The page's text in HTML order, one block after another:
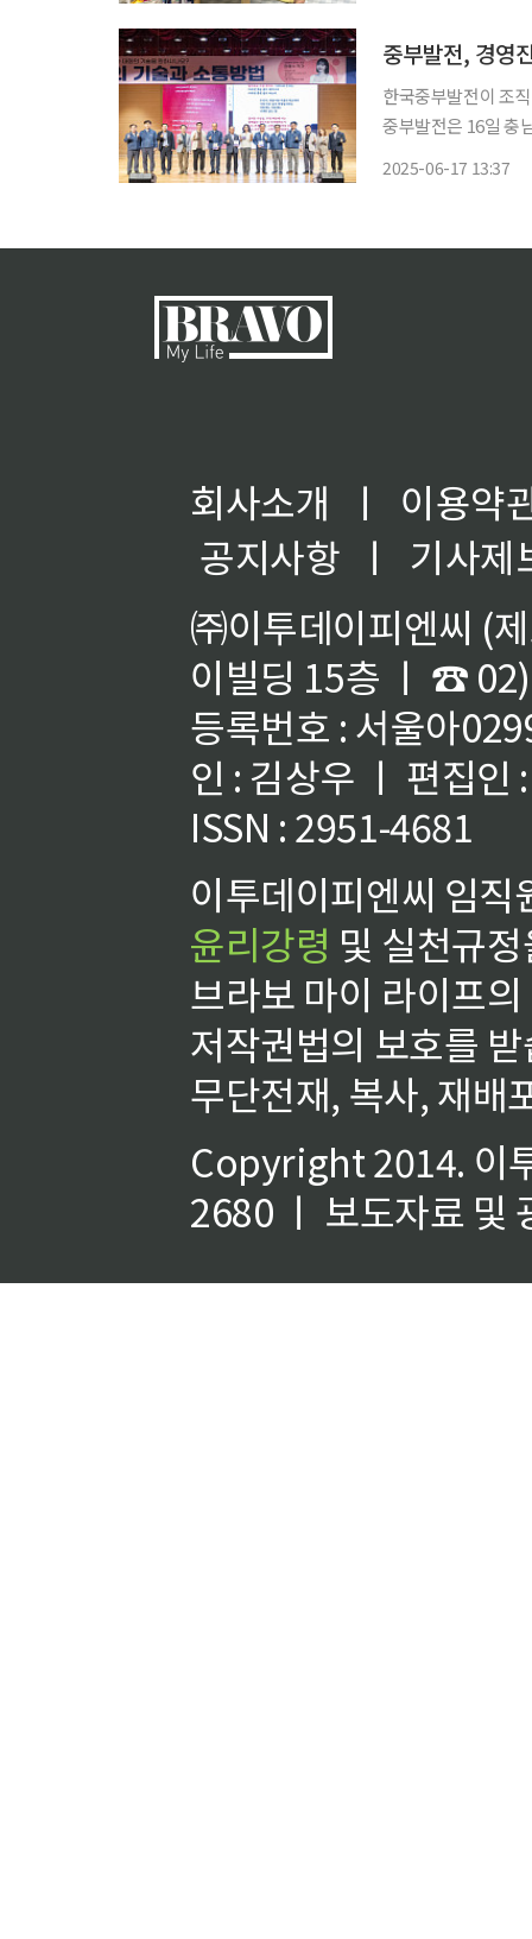
한국중부발전이 조
중부발전은 16일 충
2025-06-17 13:37
회사소개 ㅣ
이용약
공지사항
ㅣ
기사제
㈜이투데이피엔씨 (
이빌딩 15층 ㅣ ☎
등록번호 : 서울아
인 : 김상우 ㅣ 편집인
ISSN : 2951-4681
이투데이피엔씨 임
윤리강령 및 실천규
브라보 마이 라이프
저작권법의 보호를
무단전재, 복사, 재배
Copyright 2014. 이
2680 ㅣ 보도자료